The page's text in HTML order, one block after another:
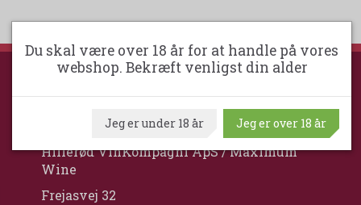
HILLERØD VINKOMPAGNI
Hillerød VinKompagni ApS / Maximum
Wine
Frejasvej 32
Du skal være over 18 år for at handle på vores
webshop. Bekræft venligst din alder
Jeg er under 18 år Jeg er over 18 år